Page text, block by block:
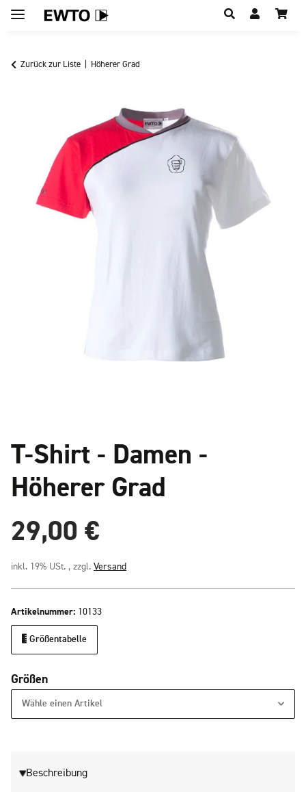
Zurück zur Liste Höherer Grad
T-Shirt - Damen -
Höherer Grad
29,00 €
inkl. 19% USt. , zzgl. Versand
Artikelnummer: 10133
Größentabelle
Größen
Wähle einen Artikel
Beschreibung